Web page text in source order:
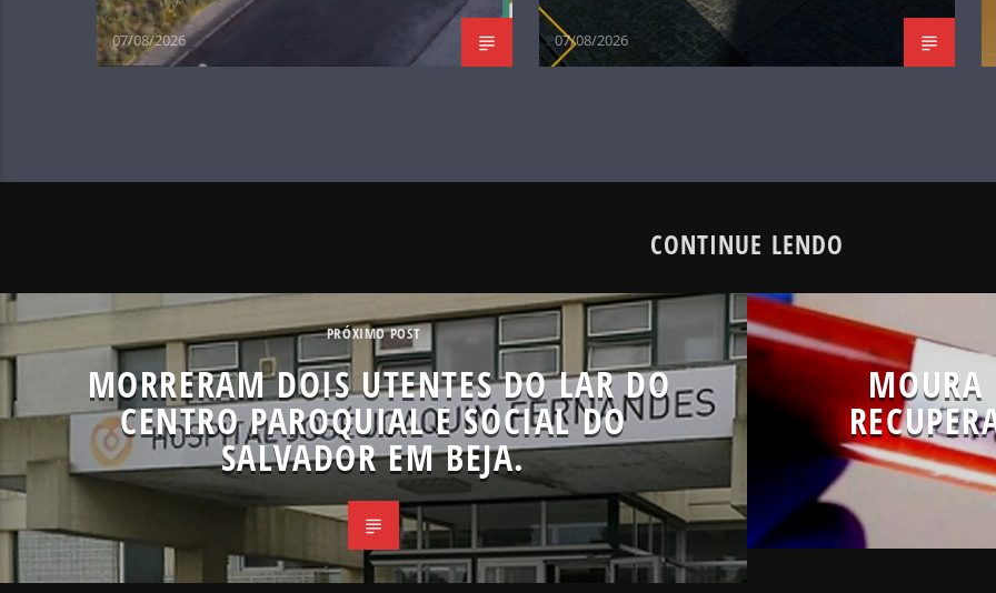
07/08/2026 07/08/2026
CONTINUE LENDO
PRÓXIMO POST
MORRERAM DOIS UTENTES DO LAR DO
CENTRO PAROQUIAL E SOCIAL DO
SALVADOR EM BEJA.
MOURA